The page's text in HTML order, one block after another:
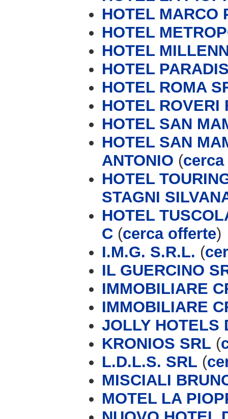
HOTEL MARCO
HOTEL
HOTEL
HOTEL
HOTEL ROMA
HOTEL ROVERI
HOTEL SAN
HOTEL SAN
ANTONIO (
HOTEL
STAGNI
HOTEL
C (cerca offerte)
I.M.G. S.R.L. (
IL GUERCINO
IMMOBILIARE
IMMOBILIARE
JOLLY HOTELS
KRONIOS SRL (
L.D.L.S. SRL (
MISCIALI
MOTEL LA